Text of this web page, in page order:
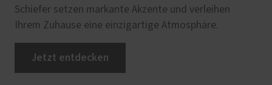
Schiefer setzen markante Akzente und verleihen
Ihrem Zuhause eine einzigartige Atmosphäre.
Jetzt entdecken